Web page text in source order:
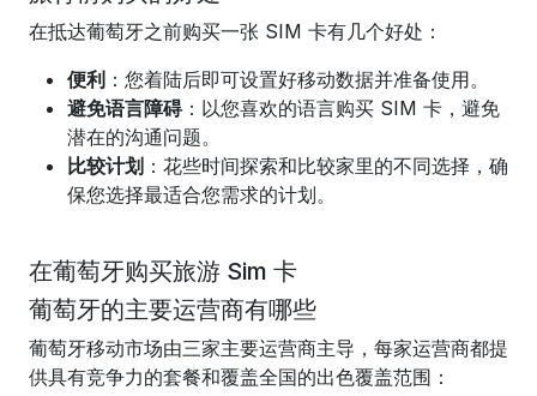
在抵达葡萄牙之前购买一张 SIM 卡有几个好处：
便利 ：您着陆后即可设置好移动数据并准备使用。
避免语言障碍：以您喜欢的语言购买 SIM 卡，避免
潜在的沟通问题。
比较计划 ：花些时间探索和比较家里的不同选择，确
保您选择最适合您需求的计划。
在葡萄牙购买旅游 Sim 卡
葡萄牙的主要运营商有哪些
葡萄牙移动市场由三家主要运营商主导，每家运营商都提
供具有竞争力的套餐和覆盖全国的出色覆盖范围：